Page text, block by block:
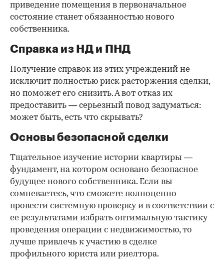
приведение помещения в первоначальное
состояние станет обязанностью нового
собственника.
Справка из НД и ПНД
Получение справок из этих учреждений не
исключит полностью риск расторжения сделки,
но поможет его снизить. А вот отказ их
предоставить — серьезный повод задуматься:
может быть, есть что скрывать?
Основы безопасной сделки
Тщательное изучение истории квартиры —
фундамент, на котором основано безопасное
будущее нового собственника. Если вы
сомневаетесь, что сможете полноценно
провести системную проверку и в соответствии с
ее результатами избрать оптимальную тактику
проведения операции с недвижимостью, то
лучше привлечь к участию в сделке
профильного юриста или риелтора.